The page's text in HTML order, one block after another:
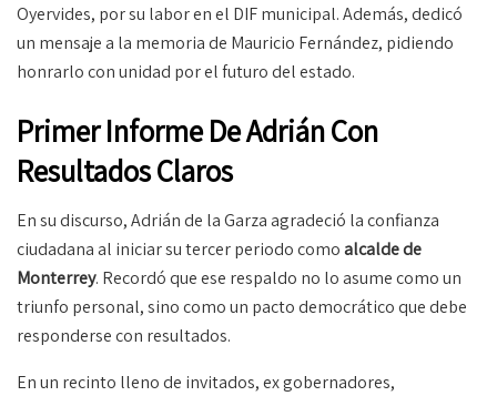
Oyervides, por su labor en el DIF municipal. Además, dedicó
un mensaje a la memoria de Mauricio Fernández, pidiendo
honrarlo con unidad por el futuro del estado.
Primer Informe De Adrián Con
Resultados Claros
En su discurso, Adrián de la Garza agradeció la confianza
ciudadana al iniciar su tercer periodo comoalcalde de
Monterrey. Recordó que ese respaldo no lo asume como un
triunfo personal, sino como un pacto democrático que debe
responderse con resultados.
En un recinto lleno de invitados, ex gobernadores,